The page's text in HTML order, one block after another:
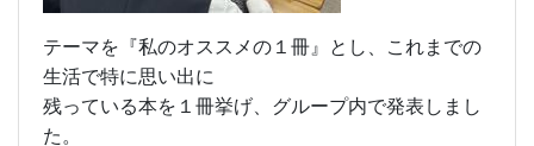
テーマを『私のオススメの１冊』とし、これまでの
生活で特に思い出に
残っている本を１冊挙げ、グループ内で発表しまし
た。